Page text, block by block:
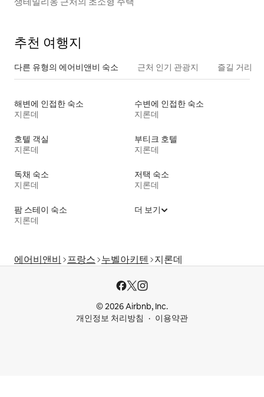
추천 여행지
다른 유형의 에어비앤비 숙소 근처 인기 관광지 즐길 거리
해변에 인접한 숙소
지론데
수변에 인접한 숙소
지론데
호텔 객실
지론데
부티크 호텔
지론데
독채 숙소
지론데
저택 숙소
지론데
팜 스테이 숙소
지론데
더 보기
에어비앤비 프랑스 누벨아키텐 지론데
© 2026 Airbnb, Inc.
개인정보 처리방침
이용약관